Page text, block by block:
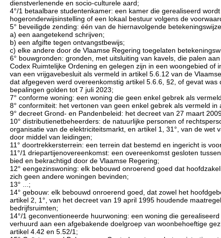
dienstverlenende en socio-culturele aard;
4°/1 betaalbare studentenkamer: een kamer die gerealiseerd
hogeronderwijsinstelling of een lokaal bestuur volgens de
5° beveiligde zending: één van de hiernavolgende
a) een aangetekend schrijven;
b) een afgifte tegen ontvangstbewijs;
c) elke andere door de Vlaamse Regering toegelaten
6° bouwgronden: gronden, met uitsluiting van kavels, die palen
Codex Ruimtelijke Ordening en gelegen zijn in een woongebied
van een vrijgavebesluit als vermeld in artikel 5.6.12 van de
dat afgegeven werd overeenkomstig artikel 5.6.6, §2, of gevat
bepalingen golden tot 7 juli 2023;
7° conforme woning: een woning die geen enkel gebrek als
8° conformiteit: het vertonen van geen enkel gebrek als vermeld in
9° decreet Grond- en Pandenbeleid: het decreet van 27 maart
10° distributienetbeheerders: de natuurlijke personen of
organisatie van de elektriciteitsmarkt, en artikel 1, 31°, van de
door middel van leidingen;
11° doortrekkersterrein: een terrein dat bestemd en ingericht is
11°/1 driepartijenovereenkomst: een overeenkomst gesloten
bied en bekrachtigd door de Vlaamse Regering;
12° eengezinswoning: elk bebouwd onroerend goed dat
zich geen andere woningen bevinden;
13° ...;
14° gebouw: elk bebouwd onroerend goed, dat zowel het
artikel 2, 1°, van het decreet van 19 april 1995 houdende
bedrijfsruimten;
14°/1 geconventioneerde huurwoning: een woning die
verhuurd aan een afgebakende doelgroep van woonbehoeftige
artikel 4.42 en 5.52/1;